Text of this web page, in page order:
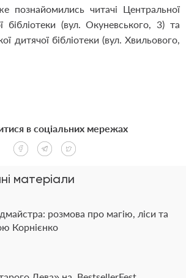
познайомились читачі Центральної
бібліотеки (вул. Окуневського, 3) та
дитячої бібліотеки (вул. Хвильового,
матеріали
розмова про магію, ліси та
Корнієнко
в соціальних мережах